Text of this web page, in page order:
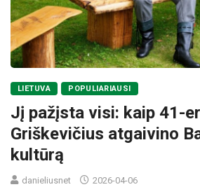
LIETUVA POPULIARIAUSI
Jį pažįsta visi: kaip 41-
Griškevičius atgaivino
kultūrą
danieliusnet 2026-04-06